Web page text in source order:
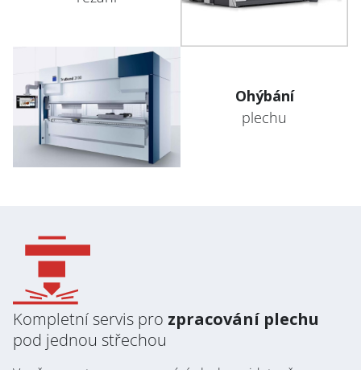
Ohýbání
plechu
Kompletní servis pro zpracování plechu
pod jednou střechou